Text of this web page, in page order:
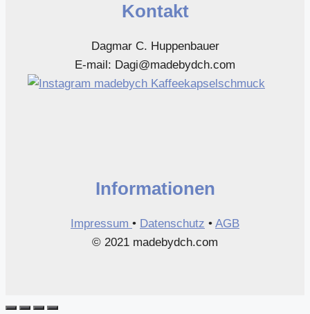
Kontakt
Dagmar C. Huppenbauer
E-mail: Dagi@madebydch.com
Informationen
Impressum • Datenschutz • AGB
© 2021 madebydch.com